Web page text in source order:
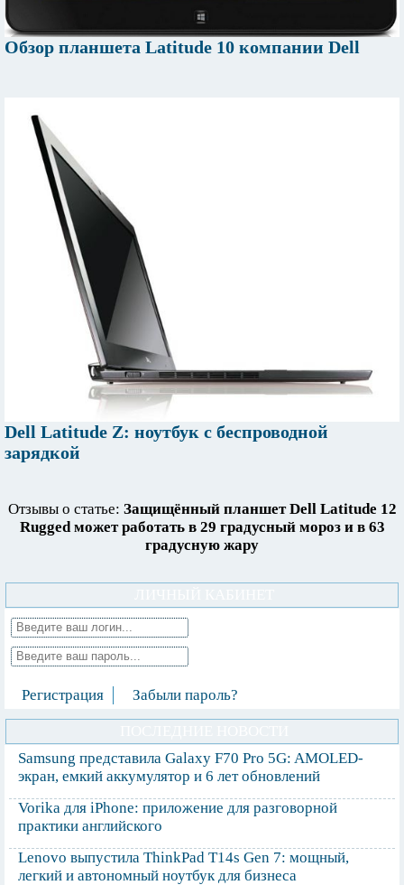
Обзор планшета Latitude 10 компании Dell
Dell Latitude Z: ноутбук с беспроводной
зарядкой
Отзывы о статье: Защищённый планшет Dell Latitude 12
Rugged может работать в 29 градусный мороз и в 63
градусную жару
Регистрация Забыли пароль?
Samsung представила Galaxy F70 Pro 5G: AMOLED-
экран, емкий аккумулятор и 6 лет обновлений
Vorika для iPhone: приложение для разговорной
практики английского
Lenovo выпустила ThinkPad T14s Gen 7: мощный,
легкий и автономный ноутбук для бизнеса